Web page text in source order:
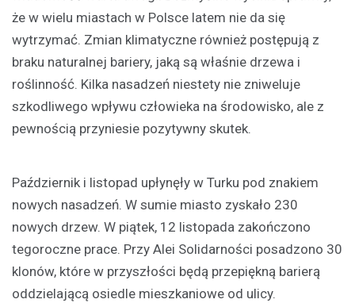
że w wielu miastach w Polsce latem nie da się
wytrzymać. Zmian klimatyczne również postępują z
braku naturalnej bariery, jaką są właśnie drzewa i
roślinność. Kilka nasadzeń niestety nie zniweluje
szkodliwego wpływu człowieka na środowisko, ale z
pewnością przyniesie pozytywny skutek.
Październik i listopad upłynęły w Turku pod znakiem
nowych nasadzeń. W sumie miasto zyskało 230
nowych drzew. W piątek, 12 listopada zakończono
tegoroczne prace. Przy Alei Solidarności posadzono 30
klonów, które w przyszłości będą przepiękną barierą
oddzielającą osiedle mieszkaniowe od ulicy.